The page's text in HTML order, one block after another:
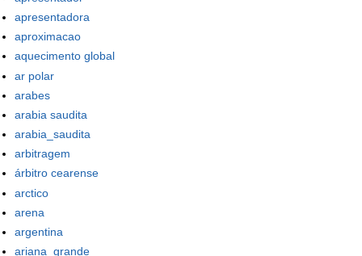
apresentadora
aproximacao
aquecimento global
ar polar
arabes
arabia saudita
arabia_saudita
arbitragem
árbitro cearense
arctico
arena
argentina
ariana_grande